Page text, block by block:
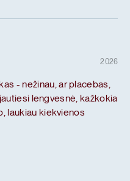
2026
- nežinau, ar placebas,
lengvesnė, kažkokia
laukiau kiekvienos